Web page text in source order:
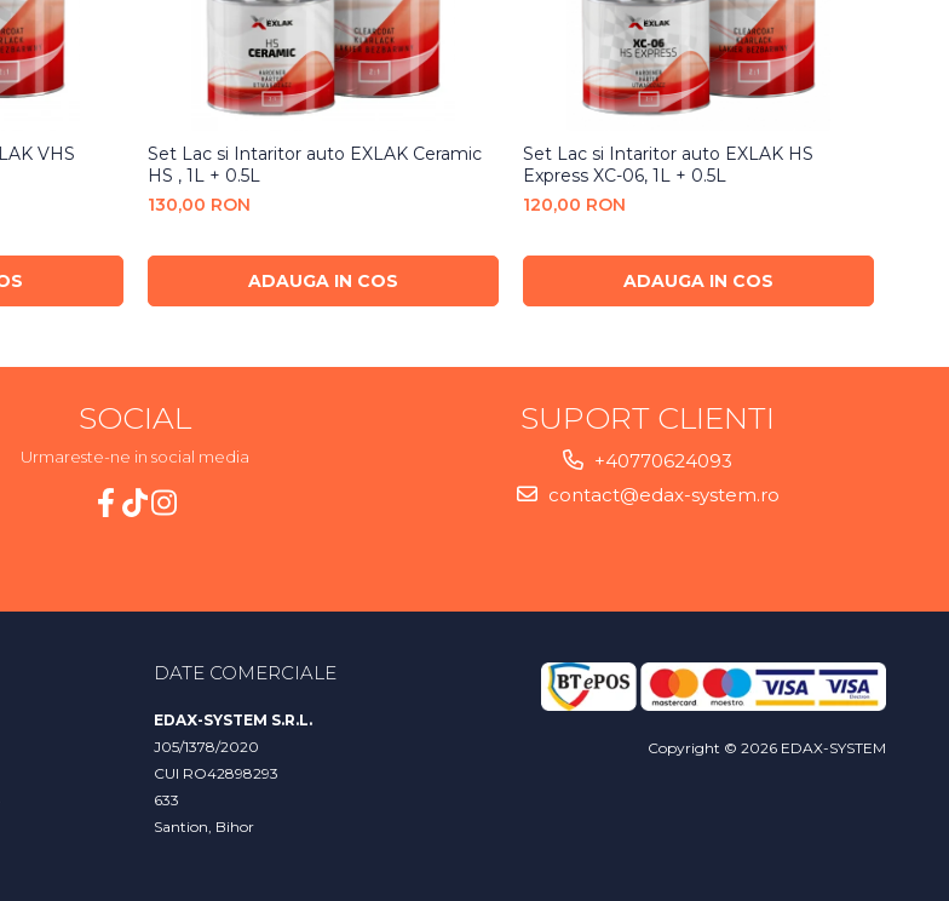
VHS
Set Lac si Intaritor auto EXLAK Ceramic
HS , 1L + 0.5L
130,00 RON
ADAUGA IN COS
Set Lac si Intaritor auto EXLAK HS
Express XC-06, 1L + 0.5L
120,00 RON
ADAUGA IN COS
SOCIAL
Urmareste-ne in social media
SUPORT CLIENTI
+40770624093
contact@edax-system.ro
DATE COMERCIALE
EDAX-SYSTEM S.R.L.
J05/1378/2020
CUI RO42898293
633
Santion, Bihor
Copyright © 2026 EDAX-SYSTEM